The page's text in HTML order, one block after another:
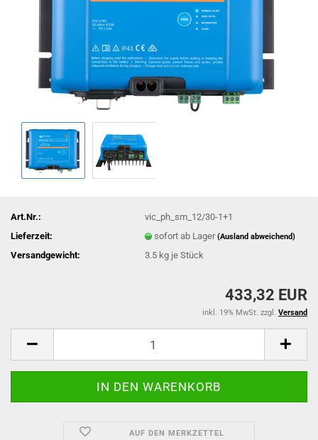
Art.Nr.:
vic_ph_sm_12/30-1+1
Lieferzeit:
sofort ab Lager(Ausland abweichend)
Versandgewicht: 3.5 kg je Stück
433,32 EUR
inkl. 19% MwSt. zzgl. Versand
AUF DEN MERKZETTEL